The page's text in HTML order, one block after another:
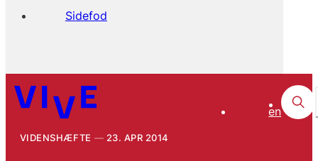
Sidefod
en
VIDENSHÆFTE 23. APR 2014